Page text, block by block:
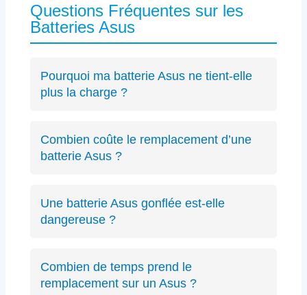
Questions Fréquentes sur les
Batteries Asus
Pourquoi ma batterie Asus ne tient-elle
plus la charge ?
spécifique Asus ou des cycles de charge
excessifs. Undiagnostic précis
Combien coûte le remplacement d’une
batterie Asus ?
à partir de 89€ selon le modèle, avec un devis
transparent avant intervention.
Une batterie Asus gonflée est-elle
dangereuse ?
risques de sécurité. Éteignez immédiatement
votre PC et contactez-nous.
Combien de temps prend le
remplacement sur un Asus ?